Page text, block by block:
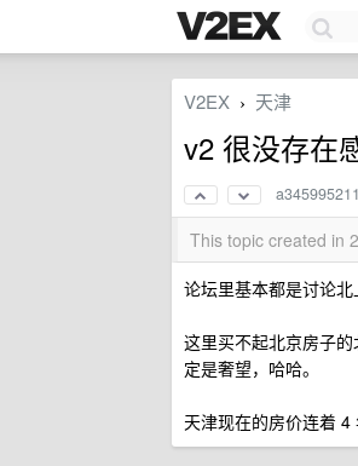
V2EX › 天津
v2 很没存在
This topic created in
论坛里基本都是讨论北
这里买不起北京房子
定是奢望，哈哈。
天津现在的房价连着 4